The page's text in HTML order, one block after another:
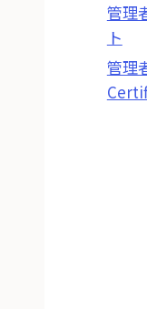
管理
ト
管理